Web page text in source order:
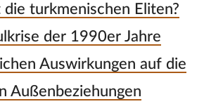
turkmenischen Eliten?
der 1990er Jahre
Auswirkungen auf die
Außenbeziehungen